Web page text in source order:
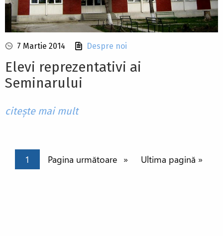
7 Martie 2014 Despre noi
Elevi reprezentativi ai
Seminarului
citește mai mult
PaginațiePagina curentă
1 Pagina următoare
Pagina următoare Ultima pagină
Ultima pagină »